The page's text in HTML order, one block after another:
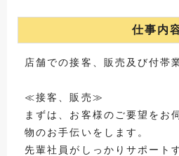
仕事内
店舗での接客、販売及び付帯
≪接客、販売≫
まずは、お客様のご要望をお
物のお手伝いをします。
先輩社員がしっかりサポート